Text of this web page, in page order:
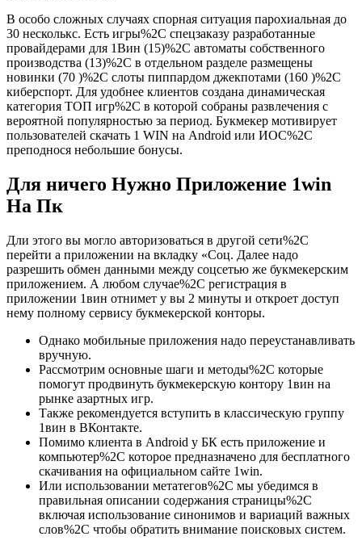
В особо сложных случаях спорная ситуация парохиальная до
30 несколькс. Есть игры%2C спецзаказу разработанные
провайдерами для 1Вин (15)%2C автоматы собственного
производства (13)%2C в отдельном разделе размещены
новинки (70 )%2C слоты пиппардом джекпотами (160 )%2C
киберспорт. Для удобнее клиентов создана динамическая
категория ТОП игр%2C в которой собраны развлечения с
вероятной популярностью за период. Букмекер мотивирует
пользователей скачать 1 WIN на Android или ИОС%2C
преподнося небольшие бонусы.
Для ничего Нужно Приложение 1win
На Пк
Дли этого вы могло авторизоваться в другой сети%2C
перейти а приложении на вкладку «Соц. Далее надо
разрешить обмен данными между соцсетью же букмекерским
приложением. А любом случае%2C регистрация в
приложении 1вин отнимет у вы 2 минуты и откроет доступ
нему полному сервису букмекерской конторы.
Однако мобильные приложения надо переустанавливать
вручную.
Рассмотрим основные шаги и методы%2C которые
помогут продвинуть букмекерскую контору 1вин на
рынке азартных игр.
Также рекомендуется вступить в классическую группу
1вин в ВКонтакте.
Помимо клиента в Android у БК есть приложение и
компьютер%2C которое предназначено для бесплатного
скачивания на официальном сайте 1win.
Или использовании метатегов%2C мы убедимся в
правильная описании содержания страницы%2C
включая использование синонимов и вариаций важных
слов%2C чтобы обратить внимание поисковых систем.